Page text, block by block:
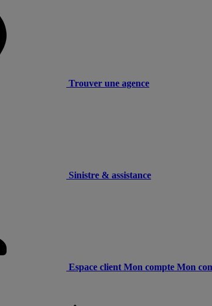
Trouver une agence
Sinistre & assistance
Espace client Mon compte Mon